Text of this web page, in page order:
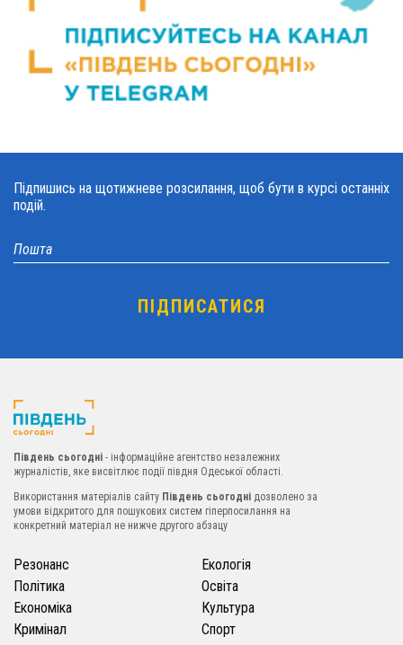
Підпишись на щотижневе розсилання, щоб бути в курсі останніх
подій.
Південь сьогодні - інформаційне агентство незалежних
журналістів, яке висвітлює події півдня Одеської області.
Використання матеріалів сайту Південь сьогодні дозволено за
умови відкритого для пошукових систем гіперпосилання на
конкретний матеріал не нижче другого абзацу
Резонанс
Політика
Економіка
Кримінал
Екологія
Освіта
Культура
Спорт